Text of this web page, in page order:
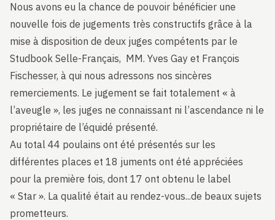
Nous avons eu la chance de pouvoir bénéficier une
nouvelle fois de jugements très constructifs grâce à la
mise à disposition de deux juges compétents par le
Studbook Selle-Français, MM. Yves Gay et François
Fischesser, à qui nous adressons nos sincères
remerciements. Le jugement se fait totalement « à
l’aveugle », les juges ne connaissant ni l’ascendance ni le
propriétaire de l’équidé présenté.
Au total 44 poulains ont été présentés sur les
différentes places et 18 juments ont été appréciées
pour la première fois, dont 17 ont obtenu le label
« Star ». La qualité était au rendez-vous...de beaux sujets
prometteurs.